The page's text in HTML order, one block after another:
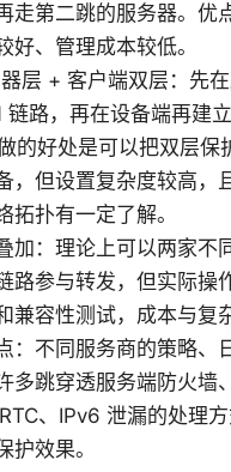
走第二跳的服务器。优
好、管理成本较低。
层 + 客户端双层：先
链路，再在设备端再建
的好处是可以把双层保
，但设置复杂度较高，
拓扑有一定了解。
加：理论上可以两家不
路参与转发，但实际操
兼容性测试，成本与复
：不同服务商的策略、
多跳穿透服务端防火墙
、IPv6 泄漏的处理
护效果。